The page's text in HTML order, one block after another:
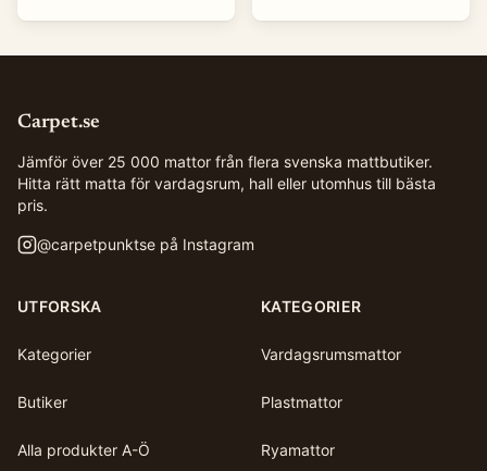
Carpet.se
Jämför över 25 000 mattor från flera svenska mattbutiker.
Hitta rätt matta för vardagsrum, hall eller utomhus till bästa
pris.
@carpetpunktse på Instagram
UTFORSKA
Kategorier
Butiker
Alla produkter A-Ö
KATEGORIER
Vardagsrumsmattor
Plastmattor
Ryamattor